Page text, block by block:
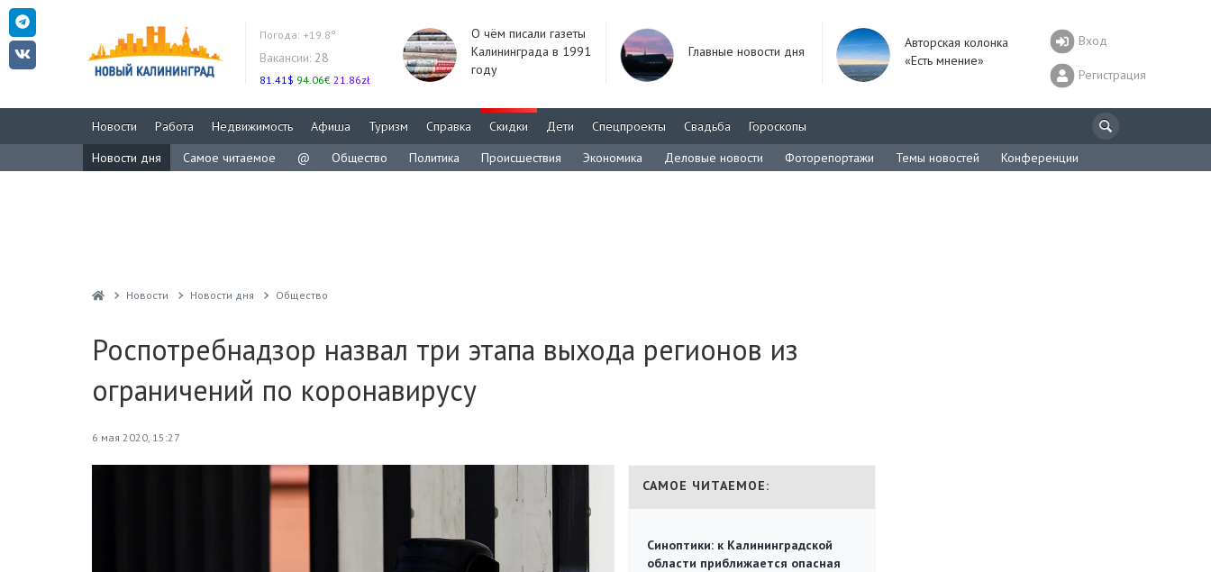
Погода: +19.8°
Вакансии: 28
81.41$ 94.06€ 21.86zł
О чём писали газеты
Калининграда в 1991
году
Главные новости дня
Авторская колонка
«Есть мнение»
Вход
Регистрация
Новости Работа Недвижимость Афиша Туризм Справка Скидки Дети Спецпроекты Свадьба
Гороскопы
Новости дня
Самое читаемое @ Общество Политика Происшествия Экономика Деловые новости Фоторепортажи Темы новостей Конференции
Новости Новости дня Общество
Роспотребнадзор назвал три этапа выхода регионов из
ограничений по коронавирусу
6 мая 2020, 15:27
САМОЕ ЧИТАЕМОЕ:
Синоптики: к Калининградской
области приближается опасная